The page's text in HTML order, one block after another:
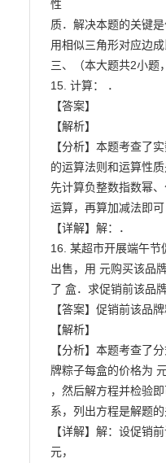
性
质．解决本题的关键
用相似三角形对应边成
三、（本大题共2小题
15. 计算： ．
【答案】
【解析】
【分析】本题考查了
的运算法则和运算性质
先计算负整数指数幂
运算，再算加减法即可
【详解】解：．
16. 某超市开展端午节
出售，用 元购买该品
了 盒．求促销前该品
【答案】促销前该品
【解析】
【分析】本题考查了
牌粽子每盒的价格为
，然后解方程并检验
系，列出方程是解题的
【详解】解：设促销
元，